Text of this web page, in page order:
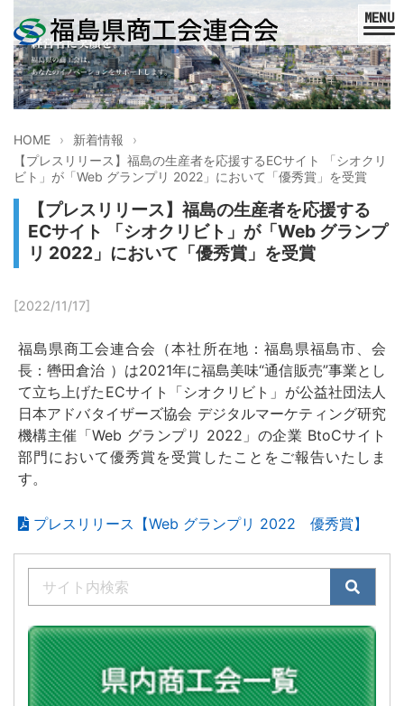
HOME
新着情報
【プレスリリース】福島の⽣産者を応援するECサイト 「シオクリ
ビト」が「Web グランプリ 2022」において「優秀賞」を受賞
【プレスリリース】福島の⽣産者を応援する
ECサイト 「シオクリビト」が「Web グランプ
リ 2022」において「優秀賞」を受賞
[2022/11/17]
福島県商工会連合会（本社所在地：福島県福島市、会
長：轡田倉治 ）は2021年に福島美味“通信販売”事業とし
て立ち上げたECサイト「シオクリビト」が公益社団法人
日本アドバタイザーズ協会 デジタルマーケティング研究
機構主催「Web グランプリ 2022」の企業 BtoCサイト
部門において優秀賞を受賞したことをご報告いたしま
す。
プレスリリース【Web グランプリ 2022 優秀賞】